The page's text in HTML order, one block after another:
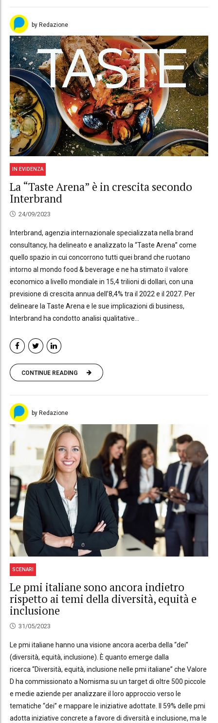
by Redazione
IN EVIDENZA
La “Taste Arena” è in crescita secondo
Interbrand
24/09/2023
Interbrand, agenzia internazionale specializzata nella brand
consultancy, ha delineato e analizzato la “Taste Arena” come
quello spazio in cui concorrono tutti quei brand che ruotano
intorno al mondo food & beverage e ne ha stimato il valore
economico a livello mondiale in 15,4 trilioni di dollari, con una
previsione di crescita annua dell’8,4% tra il 2022 e il 2027. Per
delineare la Taste Arena e le sue implicazioni di business,
Interbrand ha condotto analisi qualitative...
CONTINUE READING
by Redazione
SCENARI
Le pmi italiane sono ancora indietro
rispetto ai temi della diversità, equità e
inclusione
31/05/2023
Le pmi italiane hanno una visione ancora acerba della “dei”
(diversità, equità, inclusione). È quanto emerge dalla
ricerca “Diversità, equità, inclusione nelle pmi italiane” che Valore
D ha commissionato a Nomisma su un target di oltre 500 piccole
e medie aziende per analizzare il loro approccio verso le
tematiche “dei” e mappare le iniziative adottate. Il 59% delle pmi
adotta iniziative concrete a favore di diversità e inclusione, ma le